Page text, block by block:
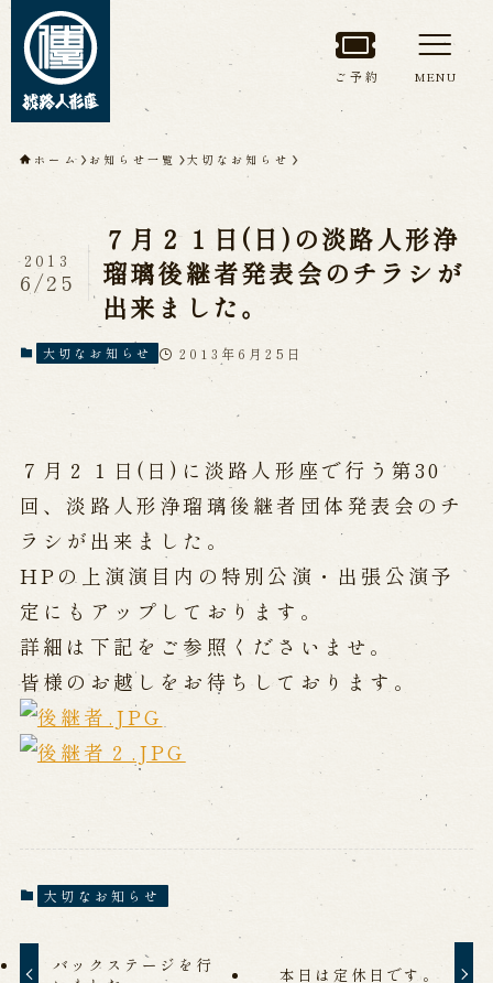
トップページ
淡路人形座について
淡路人形座とは
座員紹介
人間国宝 故鶴澤友路師匠
淡路人形座の成り立ち
淡路人形座で研修した人々
淡路人形浄瑠璃を受け継いで
公演カレンダー
開催中の公演
近日開催の公演
出張公演
学校公演
海外旅行客向け特別公演「くにうみ」
淡路島と国生み神話
淡路人形浄瑠璃の歴史
南あわじ市の伝統芸能
ご利用案内
ご予約 MENU
ホーム お知らせ一覧 大切なお知らせ
７月２１日(日)の淡路人形浄
瑠璃後継者発表会のチラシが
出来ました。
2013
6/25
大切なお知らせ 2013年6月25日
７月２１日(日)に淡路人形座で行う第30
回、淡路人形浄瑠璃後継者団体発表会のチ
ラシが出来ました。
HPの上演演目内の特別公演・出張公演予
定にもアップしております。
詳細は下記をご参照くださいませ。
皆様のお越しをお待ちしております。
大切なお知らせ
バックステージを行
本日は定休日です。